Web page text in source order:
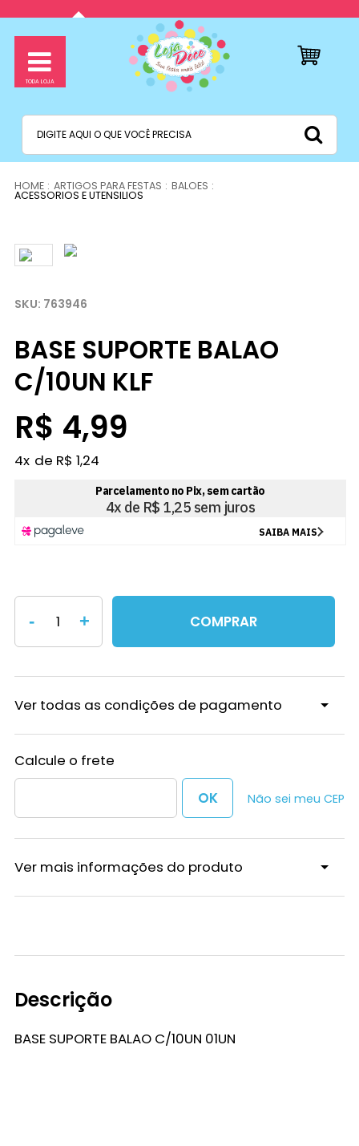
ARTIGOS PARA FESTAS BALOES
ACESSORIOS E UTENSILIOS
763946
BASE SUPORTE BALAO
C/10UN KLF
R$ 4,99
4x R$ 1,24
- + COMPRAR
Ver todas as condições de pagamento
Não sei meu CEP
Ver mais informações do produto
Descrição
BASE SUPORTE BALAO C/10UN 01UN